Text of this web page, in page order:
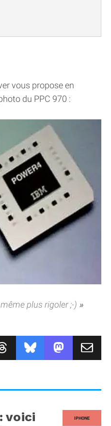
vous propose en
du PPC 970 :
plus rigoler ;-)
IPHONE
voici